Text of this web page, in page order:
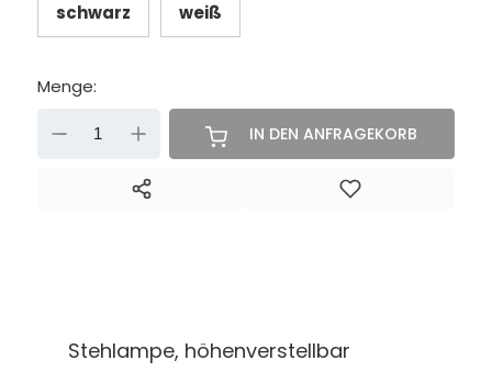
schwarz weiß
Menge:
IN DEN ANFRAGEKORB
Stehlampe, höhenverstellbar